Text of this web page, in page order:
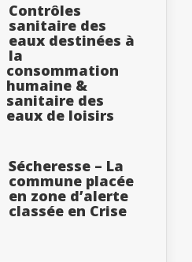
Contrôles
sanitaire des
eaux destinées à
la
consommation
humaine &
sanitaire des
eaux de loisirs
Sécheresse – La
commune placée
en zone d’alerte
classée en Crise